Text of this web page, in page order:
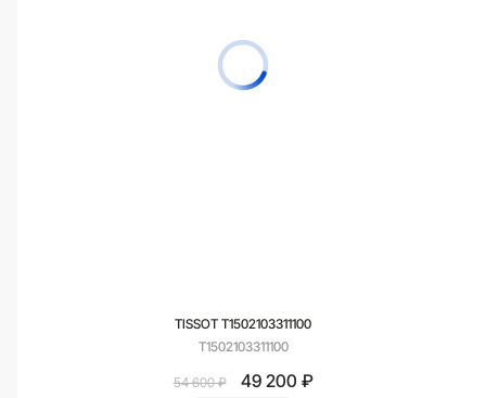
TISSOT T1502103311100
T1502103311100
54 600 ₽ 49 200 ₽